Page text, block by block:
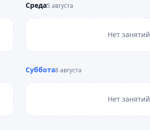
Среда5 августа
Нет занятий
Суббота8 августа
Нет занятий